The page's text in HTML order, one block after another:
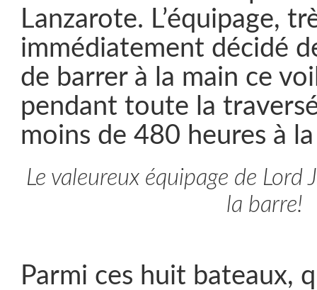
Lanzarote. L’équipage,
immédiatement décidé
de barrer à la main ce
pendant toute la
moins de 480 heures à
Le valeureux équipage de Lord
la barre!
Parmi ces huit bateaux,